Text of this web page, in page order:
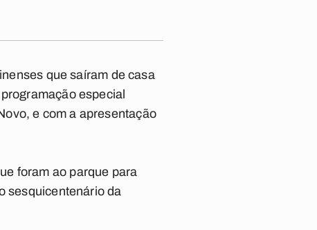
que saíram de casa
especial
e com a apresentação
foram ao parque para
sesquicentenário da